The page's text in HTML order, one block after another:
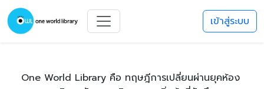
เข้าสู่ระบบ
One World Library คือ ทฤษฎีการเปลี่ยนผ่านยุคห้อง